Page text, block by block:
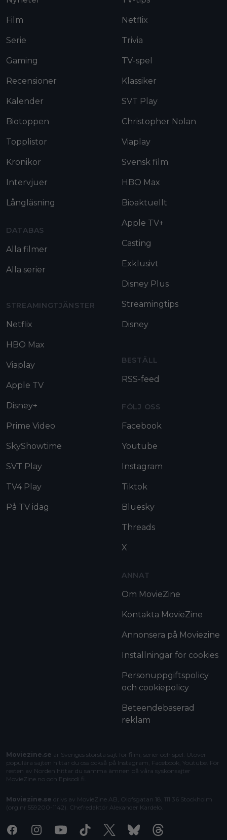
Film
Serie
Gaming
Recensioner
Kalender
Biotoppen
Topplistor
Krönikor
Intervjuer
Långläsning
DATABAS
Alla filmer
Alla serier
STREAMINGTJÄNSTER
Netflix
HBO Max
Viaplay
Apple TV
Disney+
Prime Video
SkyShowtime
SVT Play
TV4 Play
På TV idag
Netflix
Trivia
TV-spel
Klassiker
SVT Play
Christopher Nolan
Viaplay
Svensk film
HBO Max
Bioaktuellt
Apple TV+
Casting
Exklusivt
Disney Plus
Streamingtips
Disney
BESTÄLL
RSS-feed
FÖLJ OSS
Facebook
Youtube
Instagram
Tiktok
Bluesky
Threads
X
ANNAT
Om MovieZine
Kontakta MovieZine
Annonsera på Moviezine
Inställningar för cookies
Personuppgiftspolicy
och cookiepolicy
Beteendebaserad
reklam
Moviezine.se är Sveriges största sajt för film, serier och spel. Utöver
populära sajten hittar du oss också på Instagram, Facebook, Youtube. För
resten av Norden hittar du samma ämnen på våra syskonsajter
MovieZine.no och Episodi.fi
Moviezine.se drivs av MovieZine AB, Olofsgatan 18, 111 36 Stockholm
(org.nr 559200-1142). Chefredaktör Alexander Kardelo
FacebookInstagramYoutubeTiktok X BlueskyThreads